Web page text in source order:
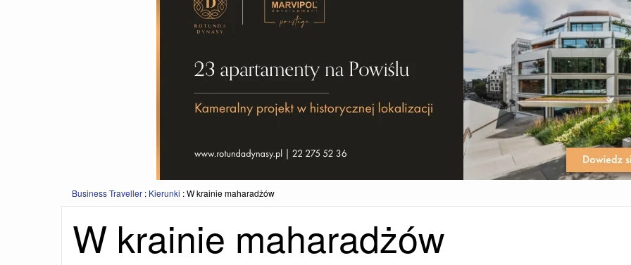
Business Traveller : Kierunki :W krainie maharadżów
W krainie maharadżów